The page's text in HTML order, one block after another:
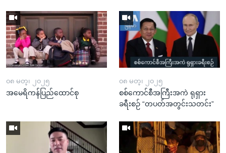
၀၈ မတ္၊ ၂၀၂၅
အမေရိကန်ပြည်ထောင်စု
၀၈ မတ္၊ ၂၀၂၅
စစ်ကောင်စီအကြီးအကဲ ရုရှား
ခရီးစဉ် “တပတ်အတွင်းသတင်း”